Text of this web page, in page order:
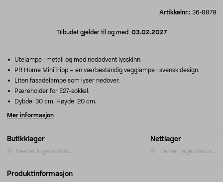
Artikkelnr.: 36-8879
Tilbudet gjelder til og med 03.02.2027
Butikklager
Henter lagerstatus...
Nettlager
Henter lagerstatus...
Utelampe i metall og med nedadvent lysskinn.
PR Home MiniTripp – en værbestandig vegglampe i svensk design.
Liten fasadelampe som lyser nedover.
Pæreholder for E27-sokkel.
Dybde: 30 cm. Høyde: 20 cm.
Mer informasjon
Produktinformasjon